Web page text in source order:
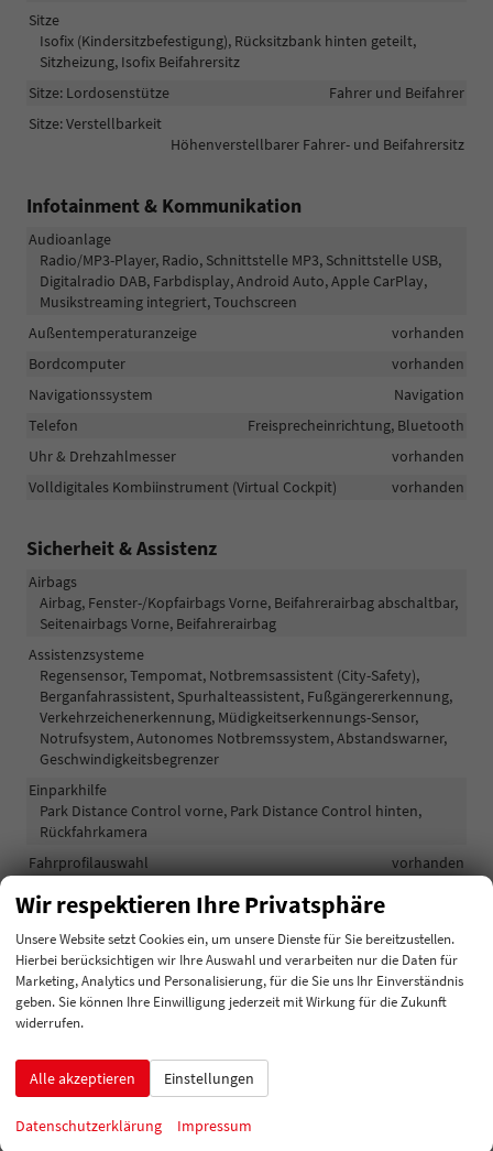
Sitze
Isofix (Kindersitzbefestigung), Rücksitzbank hinten geteilt,
Sitzheizung, Isofix Beifahrersitz
Sitze: Lordosenstütze
Fahrer und Beifahrer
Sitze: Verstellbarkeit
Höhenverstellbarer Fahrer- und Beifahrersitz
Infotainment & Kommunikation
Audioanlage
Radio/MP3-Player, Radio, Schnittstelle MP3, Schnittstelle USB,
Digitalradio DAB, Farbdisplay, Android Auto, Apple CarPlay,
Musikstreaming integriert, Touchscreen
Außentemperaturanzeige
vorhanden
Bordcomputer
vorhanden
Navigationssystem
Navigation
Telefon
Freisprecheinrichtung, Bluetooth
Uhr & Drehzahlmesser
vorhanden
Volldigitales Kombiinstrument (Virtual Cockpit)
vorhanden
Sicherheit & Assistenz
Airbags
Airbag, Fenster-/Kopfairbags Vorne, Beifahrerairbag abschaltbar,
Seitenairbags Vorne, Beifahrerairbag
Assistenzsysteme
Regensensor, Tempomat, Notbremsassistent (City-Safety),
Berganfahrassistent, Spurhalteassistent, Fußgängererkennung,
Verkehrzeichenerkennung, Müdigkeitserkennungs-Sensor,
Notrufsystem, Autonomes Notbremssystem, Abstandswarner,
Geschwindigkeitsbegrenzer
Einparkhilfe
Park Distance Control vorne, Park Distance Control hinten,
Rückfahrkamera
Fahrprofilauswahl
vorhanden
Innenspiegel automatisch abblendend
Lichttechnik
Kurvenlicht, Lichtsensor, Nebelscheinwerfer, Tagfahrlicht,
Nebelscheinwerfer mit Kurvenlicht, LED-Rückleuchten, LED-
Scheinwerfer, Fernlichtassistent, LED-Tagfahrlicht, Blendfreies
Pannenhilfe
Start/Stop-Automatik
Waschwasserstandsanzeige
Wir respektieren Ihre Privatsphäre
Unsere Website setzt Cookies ein, um unsere Dienste für Sie bereitzustellen.
Hierbei berücksichtigen wir Ihre Auswahl und verarbeiten nur die Daten für
Marketing, Analytics und Personalisierung, für die Sie uns Ihr Einverständnis
geben. Sie können Ihre Einwilligung jederzeit mit Wirkung für die Zukunft
widerrufen.
Alle akzeptieren Einstellungen
Datenschutzerklärung Impressum